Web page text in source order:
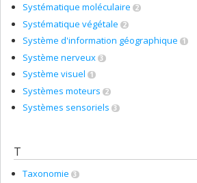
Systématique moléculaire 2
Systématique végétale 2
Système d'information géographique 1
Système nerveux 3
Système visuel 1
Systèmes moteurs 2
Systèmes sensoriels 3
T
Taxonomie 3